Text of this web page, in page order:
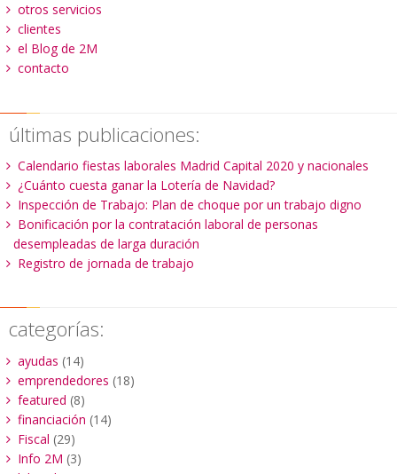
otros servicios
clientes
el Blog de 2M
contacto
últimas publicaciones:
Calendario fiestas laborales Madrid Capital 2020 y nacionales
¿Cuánto cuesta ganar la Lotería de Navidad?
Inspección de Trabajo: Plan de choque por un trabajo digno
Bonificación por la contratación laboral de personas
desempleadas de larga duración
Registro de jornada de trabajo
categorías:
ayudas (14)
emprendedores (18)
featured (8)
financiación (14)
Fiscal (29)
Info 2M (3)